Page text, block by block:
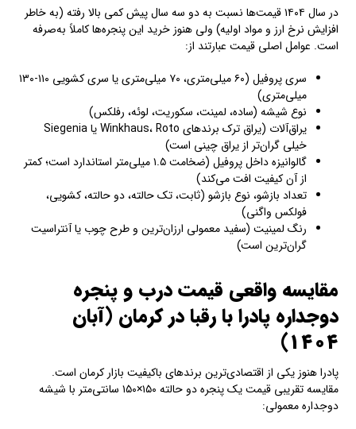
در سال ۱۴۰۴ قیمت‌ها نسبت به دو سه سال پیش کمی بالا رفته (به خاطر
افزایش نرخ ارز و مواد اولیه) ولی هنوز خرید این پنجره‌ها کاملاً به‌صرفه
است. عوامل اصلی قیمت عبارتند از:
سری پروفیل (۶۰ میلی‌متری، ۷۰ میلی‌متری یا سری کشویی ۱۱۰-۱۳۰
میلی‌متری)
نوع شیشه (ساده، لمینت، سکوریت، لوئه، رفلکس)
یراق‌آلات (یراق ترک برندهای Winkhaus، Roto یا Siegenia
خیلی گران‌تر از یراق چینی است)
گالوانیزه داخل پروفیل (ضخامت ۱.۵ میلی‌متر استاندارد است؛ کمتر
از آن کیفیت افت می‌کند)
تعداد بازشو، نوع بازشو (ثابت، تک حالته، دو حالته، کشویی،
فولکس واگنی)
رنگ لمینیت (سفید معمولی ارزان‌ترین و طرح چوب یا آنتراسیت
گران‌ترین است)
مقایسه واقعی قیمت درب و پنجره
دوجداره پادرا با رقبا در کرمان (آبان
۱۴۰۴)
پادرا هنوز یکی از اقتصادی‌ترین برندهای باکیفیت بازار کرمان است.
مقایسه تقریبی قیمت یک پنجره دو حالته ۱۵۰×۱۵۰ سانتی‌متر با شیشه
دوجداره معمولی: